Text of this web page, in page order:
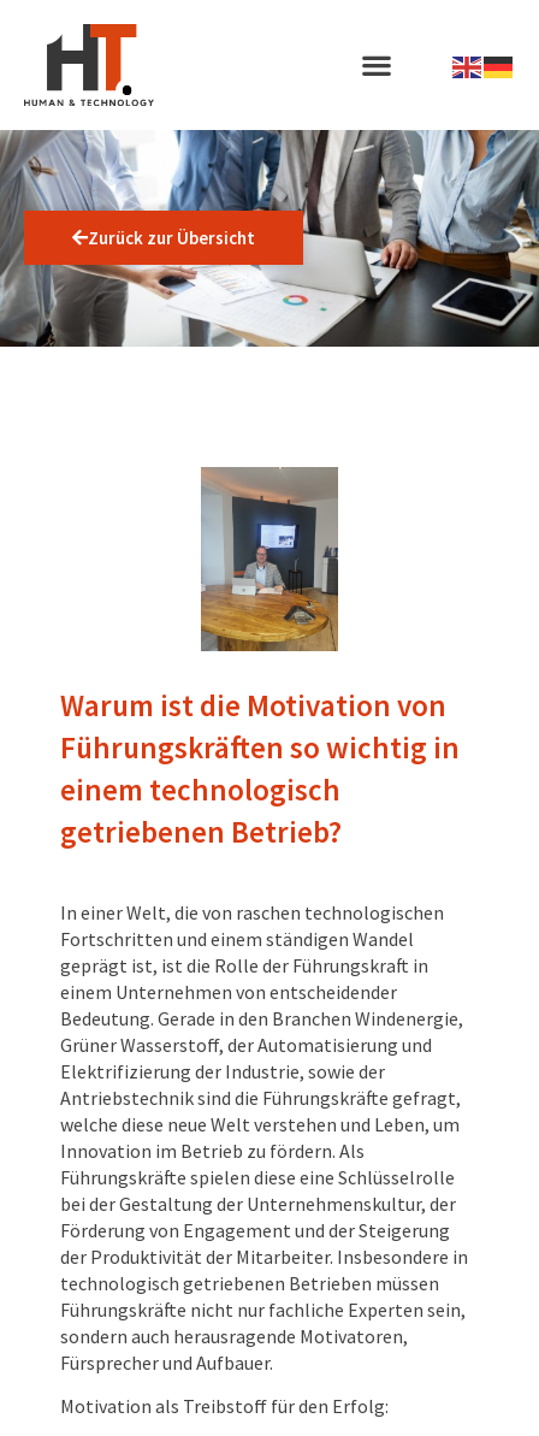
Zurück zur Übersicht
Warum ist die Motivation von
Führungskräften so wichtig in
einem technologisch
getriebenen Betrieb?
In einer Welt, die von raschen technologischen
Fortschritten und einem ständigen Wandel
geprägt ist, ist die Rolle der Führungskraft in
einem Unternehmen von entscheidender
Bedeutung. Gerade in den Branchen Windenergie,
Grüner Wasserstoff, der Automatisierung und
Elektrifizierung der Industrie, sowie der
Antriebstechnik sind die Führungskräfte gefragt,
welche diese neue Welt verstehen und Leben, um
Innovation im Betrieb zu fördern. Als
Führungskräfte spielen diese eine Schlüsselrolle
bei der Gestaltung der Unternehmenskultur, der
Förderung von Engagement und der Steigerung
der Produktivität der Mitarbeiter. Insbesondere in
technologisch getriebenen Betrieben müssen
Führungskräfte nicht nur fachliche Experten sein,
sondern auch herausragende Motivatoren,
Fürsprecher und Aufbauer.
Motivation als Treibstoff für den Erfolg: